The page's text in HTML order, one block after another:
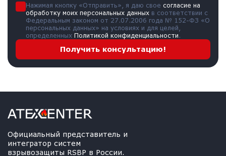
Нажимая кнопку «Отправить», я даю свое согласие на
обработку моих персональных данных в соответствии с
Федеральным законом от 27.07.2006 года № 152-ФЗ «О
персональных данных» на условиях и для целей,
определенных Политикой конфиденциальности .
Получить консультацию!
Официальный представитель и
интегратор систем
взрывозащиты RSBP в России.